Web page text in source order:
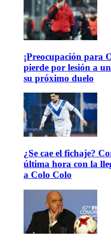
¡Preocupación para
pierde por lesión a
su próximo duelo
¿Se cae el fichaje?
última hora con la
a Colo Colo